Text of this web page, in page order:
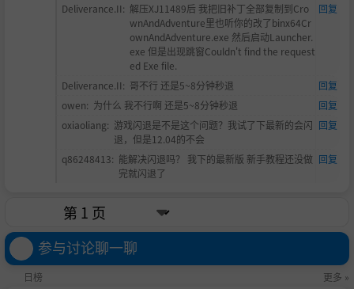
Deliverance.II: 解压XJ11489后 我把旧补丁全部复制到Cro
wnAndAdventure里也听你的改了binx64Cr
ownAndAdventure.exe 然后启动Launcher.
exe 但是出现跳窗Couldn't find the request
ed Exe file.
回复
Deliverance.II: 哥不行 还是5~8分钟秒退
回复
owen: 为什么 我不行啊 还是5~8分钟秒退
回复
oxiaoliang: 游戏闪退是不是这个问题？我试了下最新的会闪
退，但是12.04的不会
回复
q86248413: 能解决闪退吗？ 我下的最新版 新手教程还没做
完就闪退了
回复
参与讨论聊一聊
日榜
更多 »